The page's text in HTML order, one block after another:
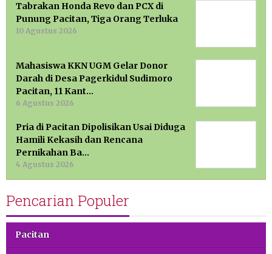
Tabrakan Honda Revo dan PCX di
Punung Pacitan, Tiga Orang Terluka
10 Agustus 2026
Mahasiswa KKN UGM Gelar Donor
Darah di Desa Pagerkidul Sudimoro
Pacitan, 11 Kant…
6 Agustus 2026
Pria di Pacitan Dipolisikan Usai Diduga
Hamili Kekasih dan Rencana
Pernikahan Ba…
4 Agustus 2026
Pencarian Populer
Pacitan